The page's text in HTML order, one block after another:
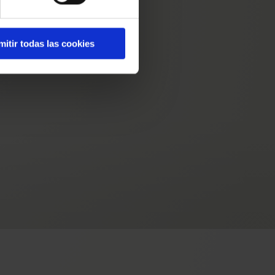
todas las cookies